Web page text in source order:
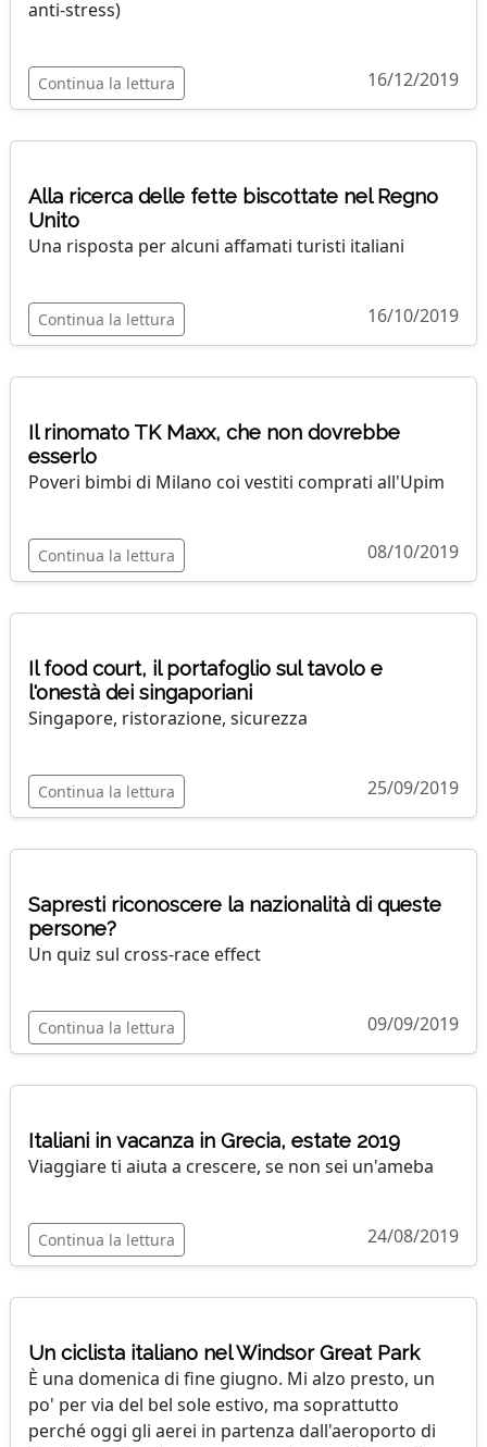
anti-stress)
Continua la lettura 16/12/2019
Alla ricerca delle fette biscottate nel Regno
Unito
Una risposta per alcuni affamati turisti italiani
Continua la lettura 16/10/2019
Il rinomato TK Maxx, che non dovrebbe
esserlo
Poveri bimbi di Milano coi vestiti comprati all'Upim
Continua la lettura 08/10/2019
Il food court, il portafoglio sul tavolo e
l'onestà dei singaporiani
Singapore, ristorazione, sicurezza
Continua la lettura 25/09/2019
Sapresti riconoscere la nazionalità di queste
persone?
Un quiz sul cross-race effect
Continua la lettura 09/09/2019
Italiani in vacanza in Grecia, estate 2019
Viaggiare ti aiuta a crescere, se non sei un'ameba
Continua la lettura 24/08/2019
Un ciclista italiano nel Windsor Great Park
È una domenica di fine giugno. Mi alzo presto, un
po' per via del bel sole estivo, ma soprattutto
perché oggi gli aerei in partenza dall'aeroporto di